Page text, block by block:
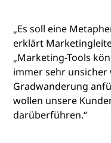
„Es soll eine
erklärt
„Marketing-Tools
immer sehr
Gradwanderung
wollen unsere
darüberführen.“